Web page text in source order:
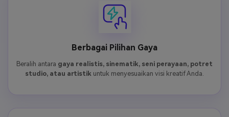
Berbagai Pilihan Gaya
Beralih antara gaya realistis, sinematik, seni perayaan, potret
studio, atau artistik untuk menyesuaikan visi kreatif Anda.